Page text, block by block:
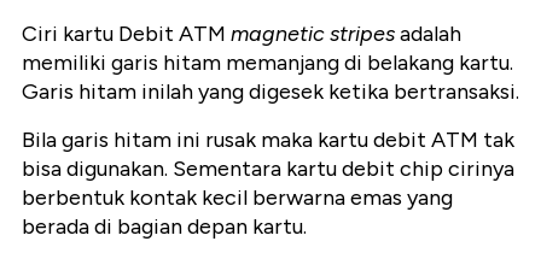
Ciri kartu Debit ATM magnetic stripesadalah
memiliki garis hitam memanjang di belakang kartu.
Garis hitam inilah yang digesek ketika bertransaksi.
Bila garis hitam ini rusak maka kartu debit ATM tak
bisa digunakan. Sementara kartu debit chip cirinya
berbentuk kontak kecil berwarna emas yang
berada di bagian depan kartu.